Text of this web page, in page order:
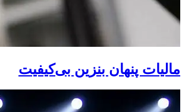
مالیات پنهان بنزین بی‌کیفیت